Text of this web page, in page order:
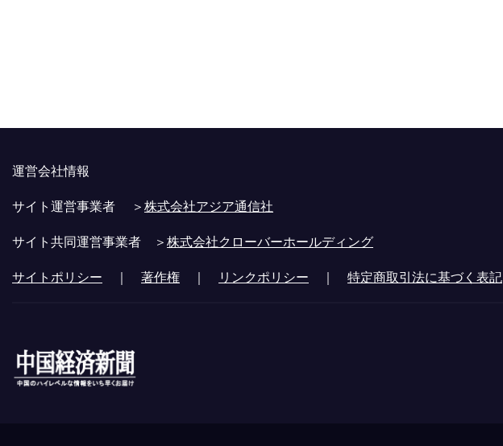
運営会社情報
サイト運営事業者 ＞株式会社アジア通信社
サイト共同運営事業者 ＞株式会社クローバーホールディング
サイトポリシー ｜ 著作権 ｜ リンクポリシー ｜ 特定商取引法に基づく表記